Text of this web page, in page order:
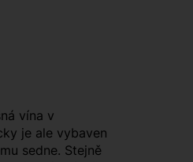
vína v
je ale vybaven
sedne. Stejně